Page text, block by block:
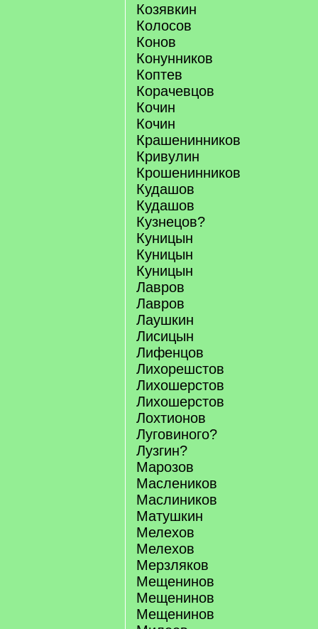
Козявкин
Колосов
Конов
Конунников
Коптев
Корачевцов
Кочин
Кочин
Крашенинников
Кривулин
Крошенинников
Кудашов
Кудашов
Кузнецов?
Куницын
Куницын
Куницын
Лавров
Лавров
Лаушкин
Лисицын
Лифенцов
Лихорешстов
Лихошерстов
Лихошерстов
Лохтионов
Луговиного?
Лузгин?
Марозов
Маслеников
Маслиников
Матушкин
Мелехов
Мелехов
Мерзляков
Мещенинов
Мещенинов
Мещенинов